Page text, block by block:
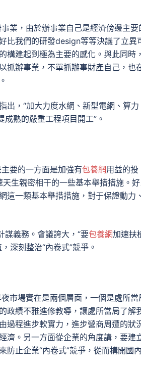
業，由於辦事業自己是經濟傍邊主要
比我們的研發design等等決議了立異
構建起到極為主要的感化。與此同時
抓辦事業，不單抓辦事財產自己，也
出，“加大力度水網、新型電網、算力
熟的嚴重工程項目開工”。
要的一方面是加強有包養網用益的投
生親密相干的一些基本舉措措施。
這一類基本舉措措施，對于保證動力
謀義務。會議誇大，“要包養網加速扶
深刻整治“內卷式”競爭。
市場實在是兩個層面，一個是處所當
政績不雅進修教導，讓處所當局了解
過程進步軟實力，進步營商周遭的狀
濟。另一方面從企業的角度講，要建
止企業“內卷式”競爭，從而構開國